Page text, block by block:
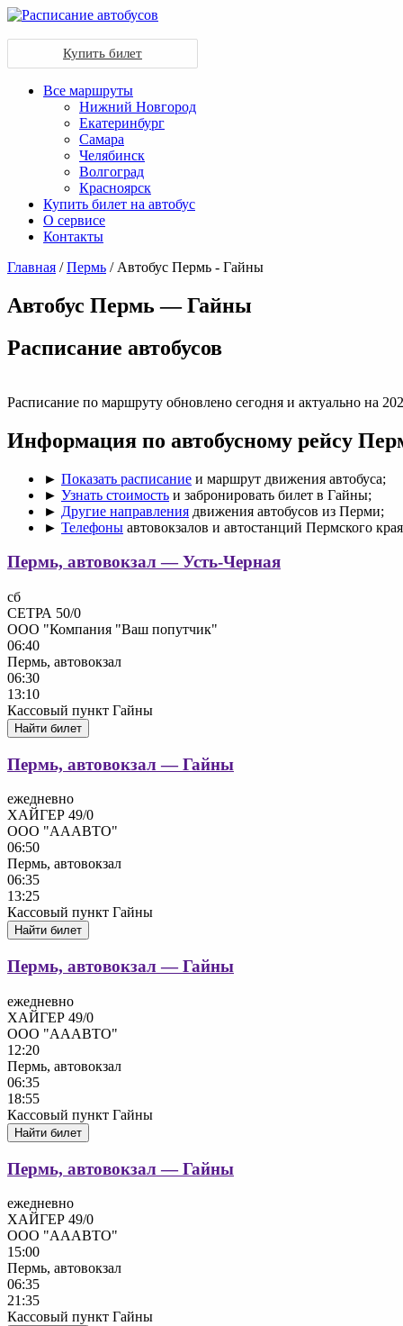
Купить билет
Все маршруты
Нижний Новгород
Екатеринбург
Самара
Челябинск
Волгоград
Красноярск
Купить билет на автобус
О сервисе
Контакты
Главная /Пермь / Автобус Пермь - Гайны
Автобус Пермь — Гайны
Раcписание автобусов
Расписание по маршруту обновлено сегодня и актуально на
Информация по автобусному рейсу
► Показать расписание и маршрут движения автобуса;
► Узнать стоимость и забронировать билет в Гайны;
► Другие направления движения автобусов из Перми;
► Телефоны автовокзалов и автостанций Пермского
Пермь, автовокзал — Усть-Черная
сб
СЕТРА 50/0
ООО "Компания "Ваш попутчик"
06:40
Пермь, автовокзал
06:30
13:10
Кассовый пункт Гайны
Найти билет
Пермь, автовокзал — Гайны
ежедневно
ХАЙГЕР 49/0
ООО "АААВТО"
06:50
Пермь, автовокзал
06:35
13:25
Кассовый пункт Гайны
Найти билет
Пермь, автовокзал — Гайны
ежедневно
ХАЙГЕР 49/0
ООО "АААВТО"
12:20
Пермь, автовокзал
06:35
18:55
Кассовый пункт Гайны
Найти билет
Пермь, автовокзал — Гайны
ежедневно
ХАЙГЕР 49/0
ООО "АААВТО"
15:00
Пермь, автовокзал
06:35
21:35
Кассовый пункт Гайны